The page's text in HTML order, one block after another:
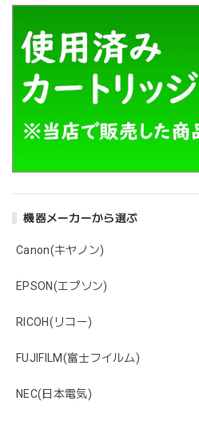
機器メーカーから選ぶ
Canon(キヤノン)
EPSON(エプソン)
RICOH(リコー)
FUJIFILM(富士フイルム)
NEC(日本電気)